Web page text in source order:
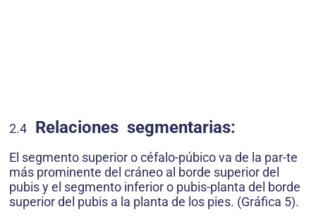
2.4 Relaciones segmentarias:
El segmento superior o céfalo-púbico va de la par-te
más prominente del cráneo al borde superior del
pubis y el segmento inferior o pubis-planta del borde
superior del pubis a la planta de los pies. (Gráfica 5).